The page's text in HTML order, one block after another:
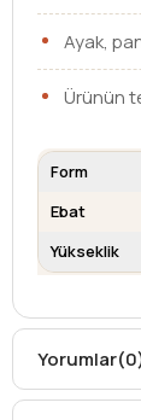
Ayak,
Ürünün
Form
Ebat
Yükseklik
Kargo
Yorumlar